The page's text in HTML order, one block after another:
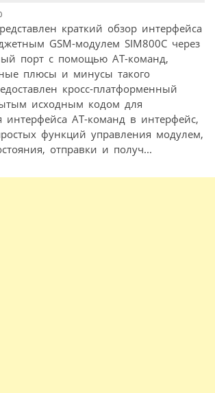
краткий обзор интерфейса
GSM-модулем SIM800C через
порт с помощью АТ-команд,
плюсы и минусы такого
кросс-платформенный
исходным кодом для
интерфейса АТ­-команд в интерфейс,
функций управления модулем,
отправки и получ...